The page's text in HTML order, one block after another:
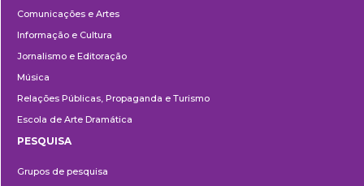
Comunicações e Artes
Informação e Cultura
Jornalismo e Editoração
Música
Relações Públicas, Propaganda e Turismo
Escola de Arte Dramática
PESQUISA
Grupos de pesquisa